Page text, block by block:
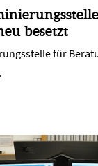
besetzt
für